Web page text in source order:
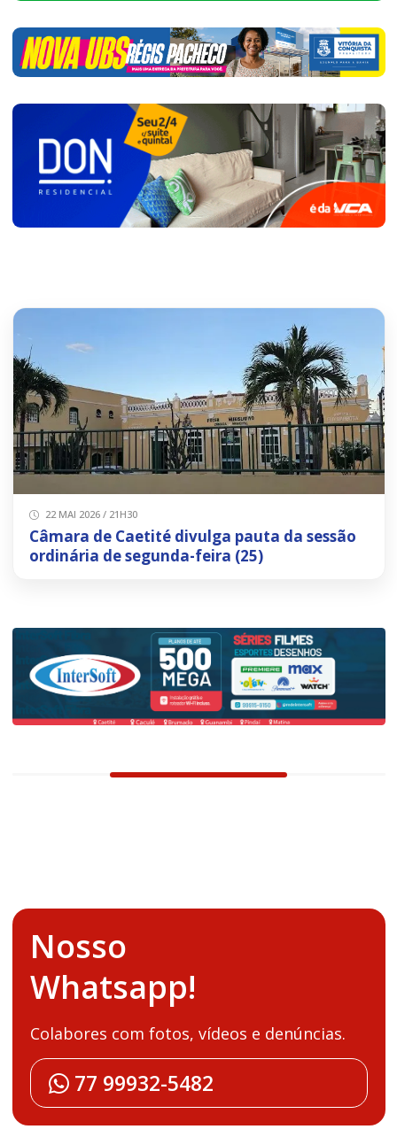
22 MAI 2026 / 21H30
Câmara de Caetité divulga pauta da sessão
ordinária de segunda-feira (25)
Nosso
Whatsapp!
Colabores com fotos, vídeos e denúncias.
77 99932-5482